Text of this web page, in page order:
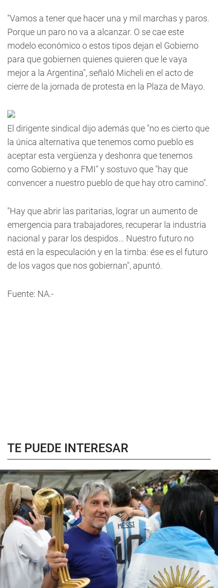
"Vamos a tener que hacer una y mil marchas y paros.
Porque un paro no va a alcanzar. O se cae este
modelo económico o estos tipos dejan el Gobierno
para que gobiernen quienes quieren que le vaya
mejor a la Argentina", señaló Micheli en el acto de
cierre de la jornada de protesta en la Plaza de Mayo.
El dirigente sindical dijo además que "no es cierto que
la única alternativa que tenemos como pueblo es
aceptar esta vergüenza y deshonra que tenemos
como Gobierno y a FMI" y sostuvo que "hay que
convencer a nuestro pueblo de que hay otro camino".
"Hay que abrir las paritarias, lograr un aumento de
emergencia para trabajadores, recuperar la industria
nacional y parar los despidos... Nuestro futuro no
está en la especulación y en la timba: ése es el futuro
de los vagos que nos gobiernan", apuntó.
Fuente: NA.-
TE PUEDE INTERESAR